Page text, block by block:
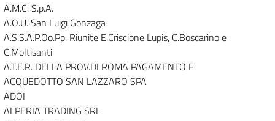
A.M.C. S.p.A.
A.O.U. San Luigi Gonzaga
A.S.S.A.P.Oo.Pp. Riunite E.Criscione Lupis, C.Boscarino e
C.Moltisanti
A.T.E.R. DELLA PROV.DI ROMA PAGAMENTO F
ACQUEDOTTO SAN LAZZARO SPA
ADOI
ALPERIA TRADING SRL